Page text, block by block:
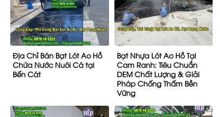
Địa Chỉ Bán Bạt Lót Ao Hồ
Chứa Nước Nuôi Cá tại
Bến Cát
Bạt Nhựa Lót Ao Hồ Tại
Cam Ranh: Tiêu Chuẩn
DEM Chất Lượng & Giải
Pháp Chống Thấm Bền
Vững